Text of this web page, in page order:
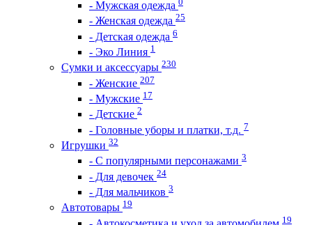
- Мужская одежда
- Женская одежда 25
- Детская одежда 6
- Эко Линия 1
Сумки и аксессуары 230
- Женские 207
- Мужские 17
- Детские 2
- Головные уборы и платки, т.д. 7
Игрушки 32
- С популярными персонажами 3
- Для девочек 24
- Для мальчиков 3
Автотовары 19
19